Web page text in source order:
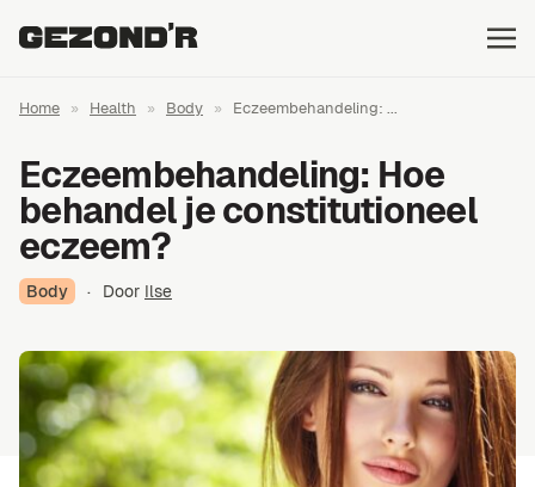
Home » Health » Body » Eczeembehandeling: ...
Eczeembehandeling: Hoe
behandel je constitutioneel
eczeem?
Body · Door Ilse